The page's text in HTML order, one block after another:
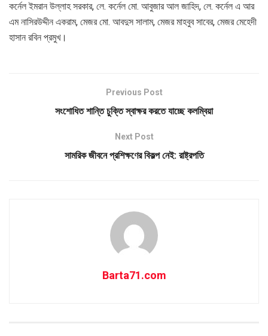
কর্নেল ইমরান উল্লাহ সরকার, লে. কর্নেল মো. আবুজার আল জাহিদ, লে. কর্নেল এ আর
এম নাসিরউদ্দীন একরাম, মেজর মো. আবদুস সালাম, মেজর মাহবুব সাবের, মেজর মেহেদী
হাসান রবিন প্রমুখ।
Previous Post
সংশোধিত শান্তি চুক্তি স্বাক্ষর করতে যাচ্ছে কলম্বিয়া
Next Post
সামরিক জীবনে প্রশিক্ষণের বিকল্প নেই: রাষ্ট্রপতি
Barta71.com